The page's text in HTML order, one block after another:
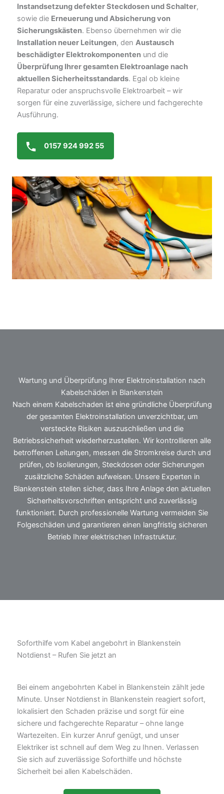
Instandsetzung defekter Steckdosen und Schalter,
sowie die Erneuerung und Absicherung von
Sicherungskästen. Ebenso übernehmen wir die
Installation neuer Leitungen, den Austausch
beschädigter Elektrokomponenten und die
Überprüfung Ihrer gesamten Elektroanlage nach
aktuellen Sicherheitsstandards. Egal ob kleine
Reparatur oder anspruchsvolle Elektroarbeit – wir
sorgen für eine zuverlässige, sichere und fachgerechte
Ausführung.
0157 924 992 55
Wartung und Überprüfung Ihrer Elektroinstallation nach
Kabelschäden in Blankenstein
Nach einem Kabelschaden ist eine gründliche Überprüfung
der gesamten Elektroinstallation unverzichtbar, um
versteckte Risiken auszuschließen und die
Betriebssicherheit wiederherzustellen. Wir kontrollieren alle
betroffenen Leitungen, messen die Stromkreise durch und
prüfen, ob Isolierungen, Steckdosen oder Sicherungen
zusätzliche Schäden aufweisen. Unsere Experten in
Blankenstein stellen sicher, dass Ihre Anlage den aktuellen
Sicherheitsvorschriften entspricht und zuverlässig
funktioniert. Durch professionelle Wartung vermeiden Sie
Folgeschäden und garantieren einen langfristig sicheren
Betrieb Ihrer elektrischen Infrastruktur.
Soforthilfe vom Kabel angebohrt in Blankenstein
Notdienst – Rufen Sie jetzt an
Bei einem angebohrten Kabel in Blankenstein zählt jede
Minute. Unser Notdienst in Blankenstein reagiert sofort,
lokalisiert den Schaden präzise und sorgt für eine
sichere und fachgerechte Reparatur – ohne lange
Wartezeiten. Ein kurzer Anruf genügt, und unser
Elektriker ist schnell auf dem Weg zu Ihnen. Verlassen
Sie sich auf zuverlässige Soforthilfe und höchste
Sicherheit bei allen Kabelschäden.